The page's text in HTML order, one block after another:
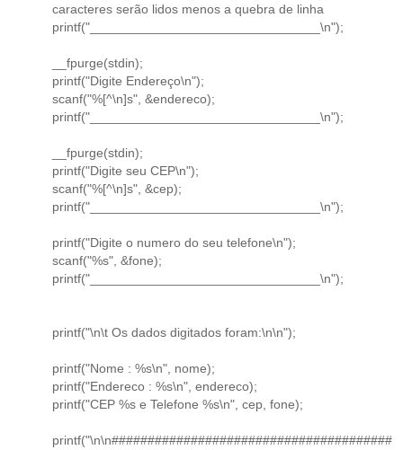
caracteres serão lidos menos a quebra de linha
printf("________________________________\n");
__fpurge(stdin);
printf("Digite Endereço\n");
scanf("%[^\n]s", &endereco);
printf("________________________________\n");
__fpurge(stdin);
printf("Digite seu CEP\n");
scanf("%[^\n]s", &cep);
printf("________________________________\n");
printf("Digite o numero do seu telefone\n");
scanf("%s", &fone);
printf("________________________________\n");
printf("\n\t Os dados digitados foram:\n\n");
printf("Nome : %s\n", nome);
printf("Endereco : %s\n", endereco);
printf("CEP %s e Telefone %s\n", cep, fone);
printf("\n\n#######################################